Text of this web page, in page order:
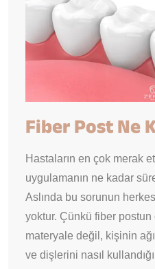
Fiber Post Ne
Hastaların en çok merak
uygulamanın ne kadar
Aslında bu sorunun
yoktur. Çünkü fiber postun
materyale değil, kişinin
ve dişlerini nasıl